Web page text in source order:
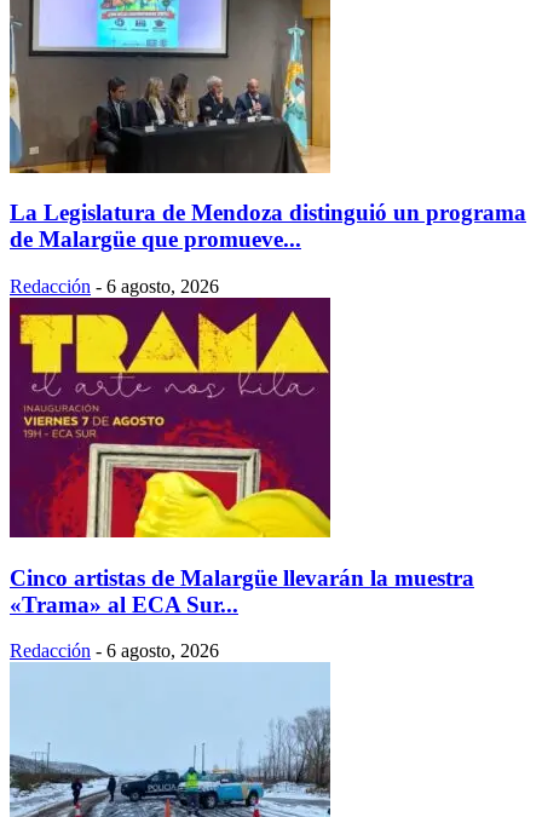
La Legislatura de Mendoza distinguió un programa
de Malargüe que promueve...
Redacción - 6 agosto, 2026
Cinco artistas de Malargüe llevarán la muestra
«Trama» al ECA Sur...
Redacción - 6 agosto, 2026